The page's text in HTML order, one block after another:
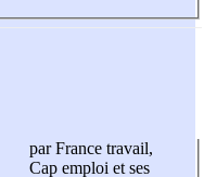
par France travail,
Cap emploi et ses